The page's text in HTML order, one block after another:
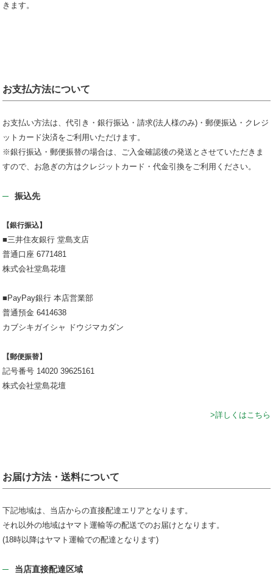
きます。
お支払方法について
お支払い方法は、代引き・銀行振込・請求(法人様のみ)・郵便振込・クレジ
ットカード決済をご利用いただけます。
※銀行振込・郵便振替の場合は、ご入金確認後の発送とさせていただきま
すので、お急ぎの方はクレジットカード・代金引換をご利用ください。
振込先
【銀行振込】
■三井住友銀行 堂島支店
普通口座 6771481
株式会社堂島花壇
■PayPay銀行 本店営業部
普通預金 6414638
カブシキガイシャ ドウジマカダン
【郵便振替】
記号番号 14020 39625161
株式会社堂島花壇
>詳しくはこちら
お届け方法・送料について
下記地域は、当店からの直接配達エリアとなります。
それ以外の地域はヤマト運輸等の配送でのお届けとなります。
(18時以降はヤマト運輸での配達となります)
当店直接配達区域